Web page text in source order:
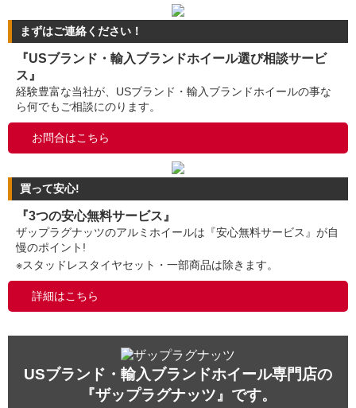
まずはご連絡ください！
『USブランド・輸入ブランドホイール選び相談サービ
ス』
経験豊富な当社が、USブランド・輸入ブランドホイールの事な
ら何でもご相談にのります。
お問合はこちら
買って安心!
『3つの安心無料サービス』
ザップラグナッツのアルミホイールは『安心無料サービス』が自
慢のポイント!
※スタッドレスタイヤセット・一部商品は除きます。
詳細はこちら
USブランド・輸入ブランドホイール専門店の
『ザップラグナッツ』です。